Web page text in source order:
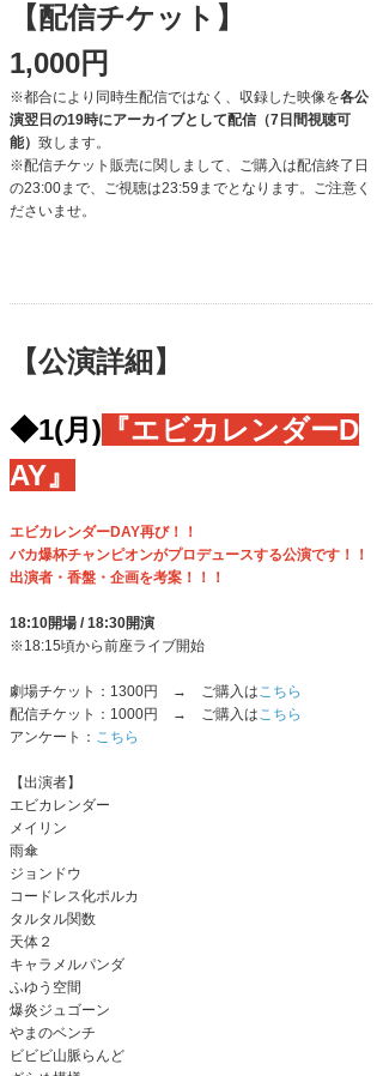
【配信チケット】
1,000円
※都合により同時生配信ではなく、収録した映像を各公
演翌日の19時にアーカイブとして配信（7日間視聴可
能） 致します。
※配信チケット販売に関しまして、ご購入は配信終了日
の23:00まで、ご視聴は23:59までとなります。ご注意く
ださいませ。
【公演詳細】
◆1(月) 『エビカレンダーD
AY』
エビカレンダーDAY再び！！
バカ爆杯チャンピオンがプロデュースする公演です！！
出演者・香盤・企画を考案！！！
18:10開場 / 18:30開演
※18:15頃から前座ライブ開始
劇場チケット：1300円 → ご購入はこちら
配信チケット：1000円 → ご購入はこちら
アンケート： こちら
【出演者】
エビカレンダー
メイリン
雨傘
ジョンドウ
コードレス化ポルカ
タルタル関数
天体２
キャラメルパンダ
ふゆう空間
爆炎ジュゴーン
やまのベンチ
ビビビ山脈らんど